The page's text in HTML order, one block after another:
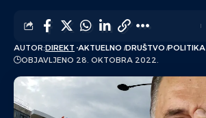
AUTOR:DIREKT AKTUELNO DRUŠTVO POLITIKA
OBJAVLJENO 28. OKTOBRA 2022.